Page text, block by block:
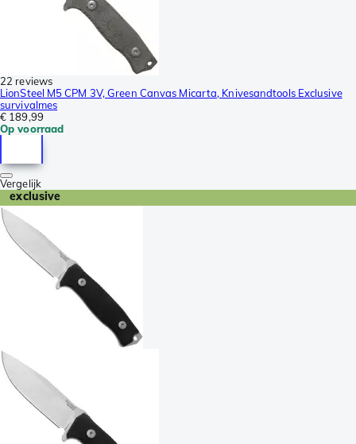
22 reviews
LionSteel M5 CPM 3V, Green Canvas Micarta, Knivesandtools Exclusive
survivalmes
€ 189,99
Op voorraad
Vergelijk
exclusive